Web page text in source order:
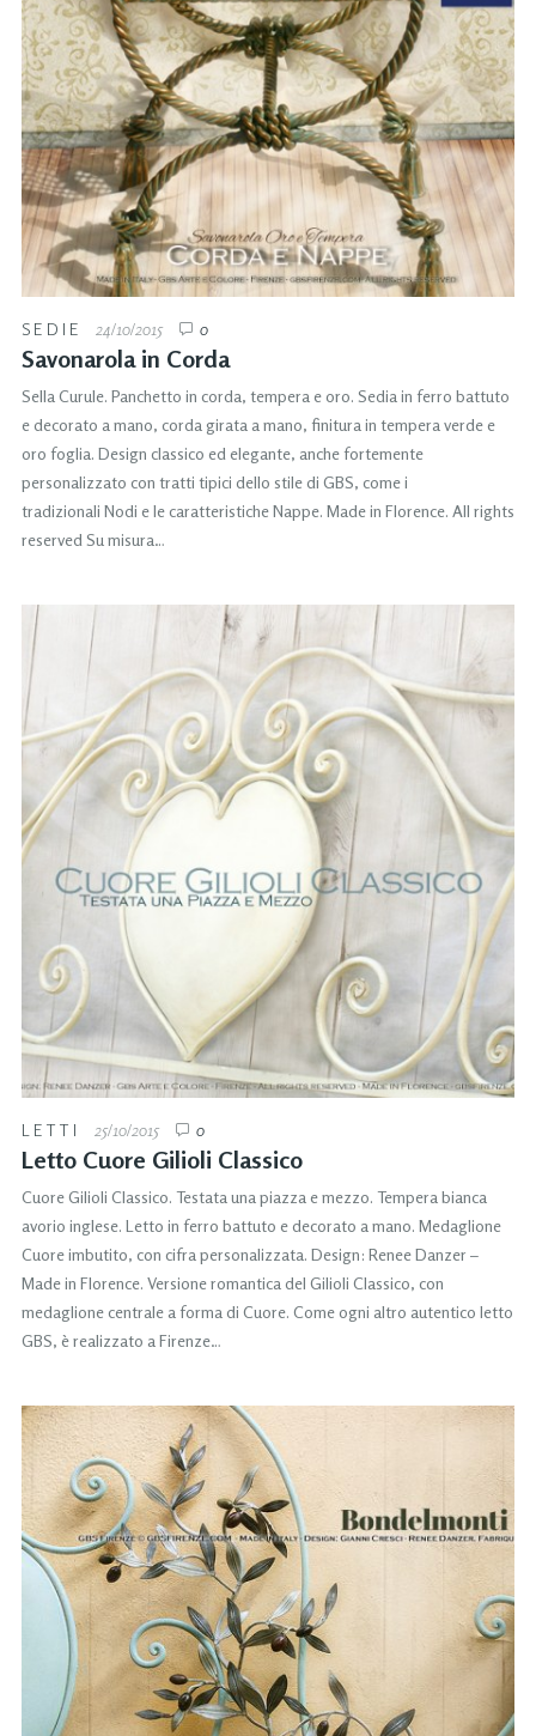
SEDIE 24/10/2015 0
Savonarola in Corda
Sella Curule. Panchetto in corda, tempera e oro. Sedia in ferro battuto
e decorato a mano, corda girata a mano, finitura in tempera verde e
oro foglia. Design classico ed elegante, anche fortemente
personalizzato con tratti tipici dello stile di GBS, come i
tradizionali Nodi e le caratteristiche Nappe. Made in Florence. All rights
reserved Su misura…
LETTI 25/10/2015 0
Letto Cuore Gilioli Classico
Cuore Gilioli Classico. Testata una piazza e mezzo. Tempera bianca
avorio inglese. Letto in ferro battuto e decorato a mano. Medaglione
Cuore imbutito, con cifra personalizzata. Design: Renee Danzer –
Made in Florence. Versione romantica del Gilioli Classico, con
medaglione centrale a forma di Cuore. Come ogni altro autentico letto
GBS, è realizzato a Firenze…